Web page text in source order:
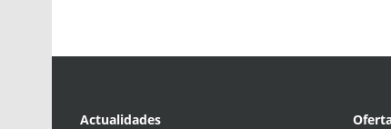
Actualidades